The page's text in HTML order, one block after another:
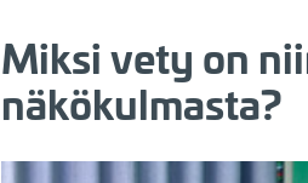
Miksi vety on
näkökulmasta?